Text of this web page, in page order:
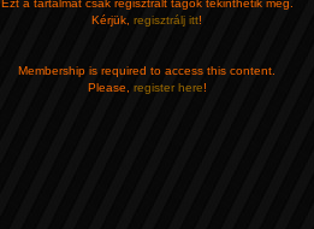
Ezt a tartalmat csak regisztrált tagok tekinthetik meg.
Kérjük, regisztrálj itt!
Membership is required to access this content.
Please, register here!